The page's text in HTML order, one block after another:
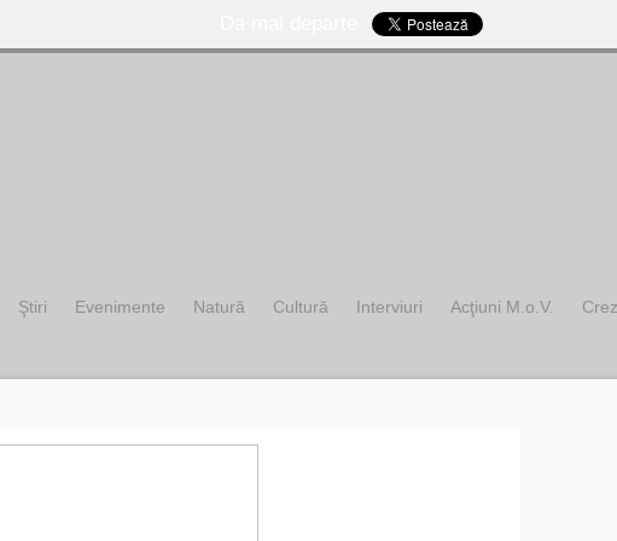
Ştiri Evenimente Natură Cultură Interviuri Acţiuni M.o.V. Crez